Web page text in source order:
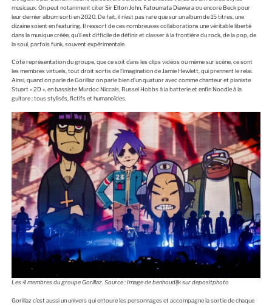
musicaux. On peut notamment citerSir Elton John, Fatoumata Diawaraou encore Beckpour
leur dernier album sorti en 2020. De fait, il n’est pas rare que sur un album de 15 titres, une
dizaine soient en featuring. Il ressort de ces nombreuses collaborations une véritable liberté
dans la musique créée, qu’il est difficile de définir et classer à la frontière du rock, de la pop, de
la soul, parfois funk, souvent expérimentale.
Côté représentation du groupe, que ce soit dans les clips vidéos ou même sur scène, ce sont
les membres virtuels, tout droit sortis de l’imagination de Jamie Hewlett, qui prennent le relai.
Ainsi, quand on parle de Gorillaz on parle bien d’un quatuor avec comme chanteur et pianiste
Stuart « 2D », en bassiste Murdoc Niccals, Russel Hobbs à la batterie et enfin Noodle à la
guitare ; tous stylisés, fictifs et humanoïdes.
Les 4 membres du groupe Gorillaz. Source : Image de benhoudijk sur depositphoto
Gorillaz c’est aussi un univers qui entoure les personnages et accompagne la sortie de chaque